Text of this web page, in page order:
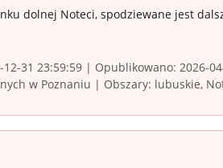
dolnej Noteci, spodziewane jest
31 23:59:59 | Opublikowano: 2026-
w Poznaniu | Obszary: lubuskie,